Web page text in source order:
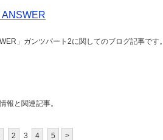
」ガンツパート2に関してのブログ記事です。
報と関連記事。
2 3 4 5 >